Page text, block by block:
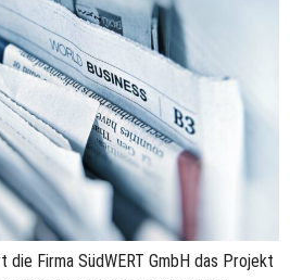
Firma SüdWERT GmbH das Projekt